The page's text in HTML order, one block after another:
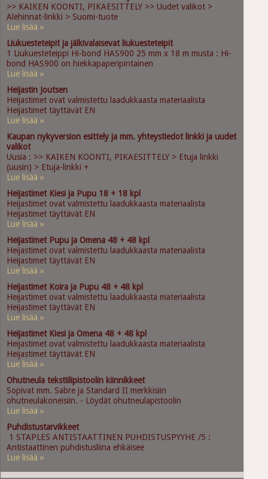
>> KAIKEN KOONTI, PIKAESITTELY >> Uudet valikot >
Alehinnat-linkki > Suomi-tuote
Lue lisää »
Liukuesteteipit ja jälkivalaisevat liukuesteteipit
1 Liukuesteteippi Hi-bond HAS900 25 mm x 18 m musta : Hi-
bond HAS900 on hiekkapaperipintainen
Lue lisää »
Heijastin Joutsen
Heijastimet ovat valmistettu laadukkaasta materiaalista
Heijastimet täyttävät EN
Lue lisää »
Kaupan nykyversion esittely ja mm. yhteystiedot linkki ja uudet
valikot
Uusia : >> KAIKEN KOONTI, PIKAESITTELY > Etuja linkki
(uusin) > Etuja-linkki +
Lue lisää »
Heijastimet Kiesi ja Pupu 18 + 18 kpl
Heijastimet ovat valmistettu laadukkaasta materiaalista
Heijastimet täyttävät EN
Lue lisää »
Heijastimet Pupu ja Omena 48 + 48 kpl
Heijastimet ovat valmistettu laadukkaasta materiaalista
Heijastimet täyttävät EN
Lue lisää »
Heijastimet Koira ja Pupu 48 + 48 kpl
Heijastimet ovat valmistettu laadukkaasta materiaalista
Heijastimet täyttävät EN
Lue lisää »
Heijastimet Kiesi ja Omena 48 + 48 kpl
Heijastimet ovat valmistettu laadukkaasta materiaalista
Heijastimet täyttävät EN
Lue lisää »
Ohutneula tekstiilipistoolin kiinnikkeet
Sopivat mm. Sabre ja Standard II merkkisiin
ohutneulakoneisiin. - Löydät ohutneulapistoolin
Lue lisää »
Puhdistustarvikkeet
1 STAPLES ANTISTAATTINEN PUHDISTUSPYYHE /5 :
Antistaattinen puhdistusliina ehkäisee
Lue lisää »